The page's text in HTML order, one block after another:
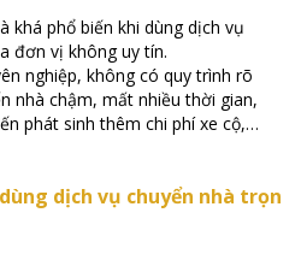
khá phổ biến khi dùng dịch vụ
đơn vị không uy tín.
nghiệp, không có quy trình rõ
nhà chậm, mất nhiều thời gian,
phát sinh thêm chi phí xe cộ,…
dịch vụ chuyển nhà trọn